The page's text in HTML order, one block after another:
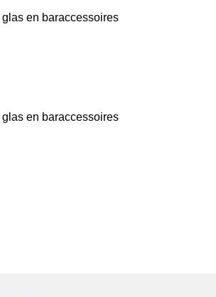
en baraccessoires
en baraccessoires